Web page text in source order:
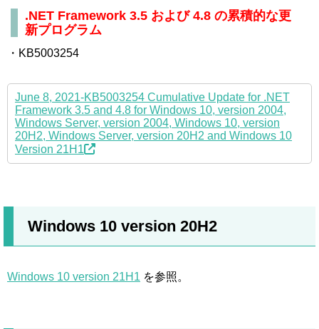
.NET Framework 3.5 および 4.8 の累積的な更
新プログラム
・KB5003254
June 8, 2021-KB5003254 Cumulative Update for .NET
Framework 3.5 and 4.8 for Windows 10, version 2004,
Windows Server, version 2004, Windows 10, version
20H2, Windows Server, version 20H2 and Windows 10
Version 21H1
Windows 10 version 20H2
Windows 10 version 21H1 を参照。